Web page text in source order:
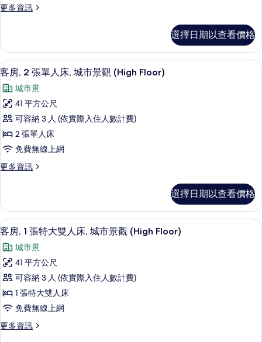
的
有
相
片
更多資訊
更
樓
客
房
的
詳
選擇日期以查看價格
顯
示
客
房,
2
張
單
人
城
市
景
觀
(High
Floor)
的
所
有
相
高級寢具、客房內保險箱、書桌、隔音
6
客房, 2 張單人床, 城市景觀 (High Floor)
城市景
41 平方公尺
可容納 3 人 (依實際入住人數計費)
2 張單人床
免費無線上網
更多資訊
更
2
張
單
床,
城
景
觀
(High
Floor)
的
選擇日期以查看價格
顯
示
客
房,
1
張
特
大
客房, 1 張特大雙人床, 城市景觀
7
客房, 1 張特大雙人床, 城市景觀 (High Floor)
城市景
41 平方公尺
可容納 3 人 (依實際入住人數計費)
1 張特大雙人床
免費無線上網
更多資訊
更